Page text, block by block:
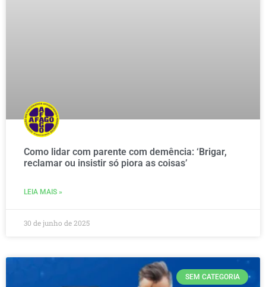
Como lidar com parente com demência: ‘Brigar,
reclamar ou insistir só piora as coisas’
LEIA MAIS »
30 de junho de 2025
SEM CATEGORIA